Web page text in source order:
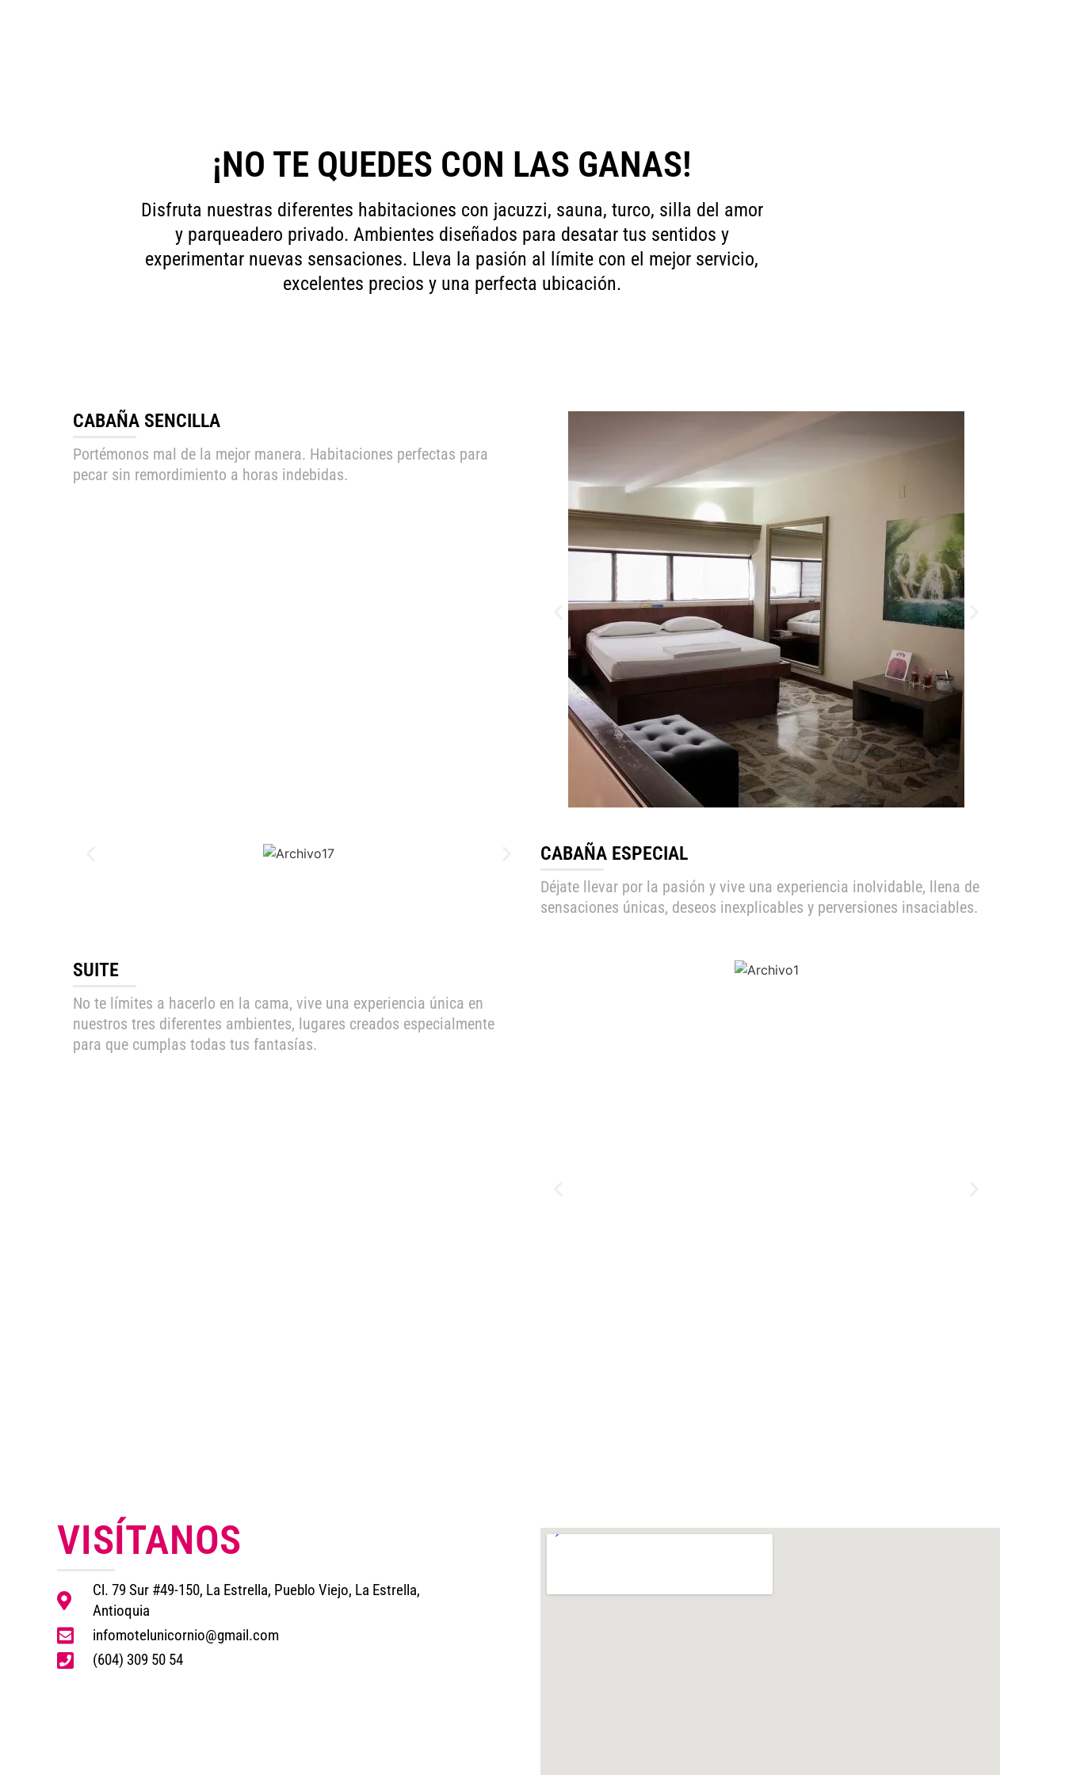
¡NO TE QUEDES CON LAS GANAS!
Disfruta nuestras diferentes habitaciones con jacuzzi, sauna, turco, silla del amor
y parqueadero privado. Ambientes diseñados para desatar tus sentidos y
experimentar nuevas sensaciones. Lleva la pasión al límite con el mejor servicio,
excelentes precios y una perfecta ubicación.
CABAÑA SENCILLA
Portémonos mal de la mejor manera. Habitaciones perfectas para
pecar sin remordimiento a horas indebidas.
CABAÑA ESPECIAL
Déjate llevar por la pasión y vive una experiencia inolvidable, llena de
sensaciones únicas, deseos inexplicables y perversiones insaciables.
SUITE
No te límites a hacerlo en la cama, vive una experiencia única en
nuestros tres diferentes ambientes, lugares creados especialmente
para que cumplas todas tus fantasías.
VISÍTANOS
Cl. 79 Sur #49-150, La Estrella, Pueblo Viejo, La Estrella,
Antioquia
infomotelunicornio@gmail.com
(604) 309 50 54